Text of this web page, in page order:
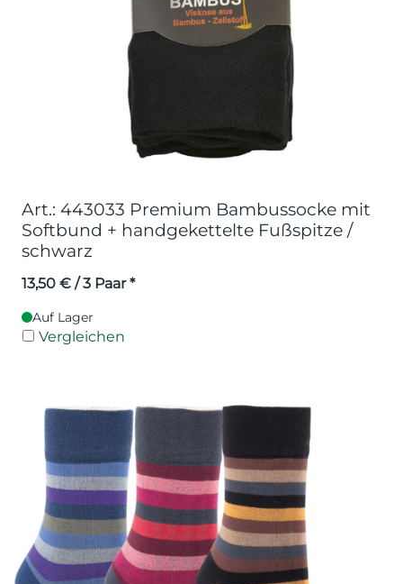
Art.: 443033 Premium Bambussocke mit
Softbund + handgekettelte Fußspitze /
schwarz
13,50 € / 3 Paar *
Auf Lager
Vergleichen